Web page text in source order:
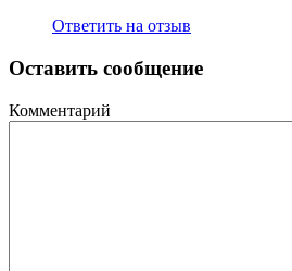
Ответить на отзыв
Оставить сообщение
Комментарий